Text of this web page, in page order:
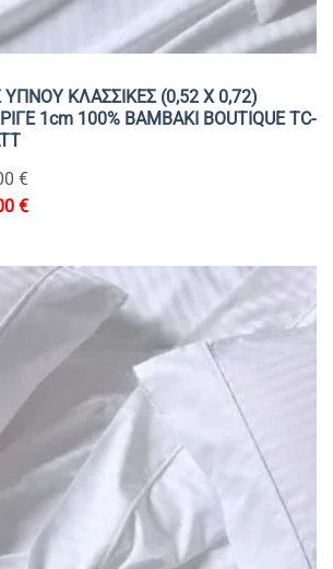
ΚΛΑΣΣΙΚΕΣ (0,52 Χ 0,72)
1cm 100% BAMBAKI BOUTIQUE TC-
€
€